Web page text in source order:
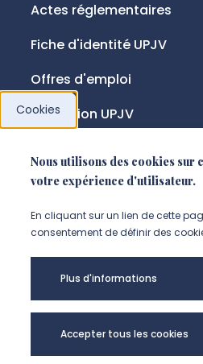
Actes réglementaires
Fiche d'identité UPJV
Offres d'emploi
Fondation UPJV
NOUS SUIVRE
Suivez-nous
Suivez-
Mentions légales
Accessibilité
Cookies
Nous utilisons des cookies sur
votre expérience d'utilisateur.
En cliquant sur un lien de cette
consentement de définir des
Plus d'informations
Accepter tous les cookies